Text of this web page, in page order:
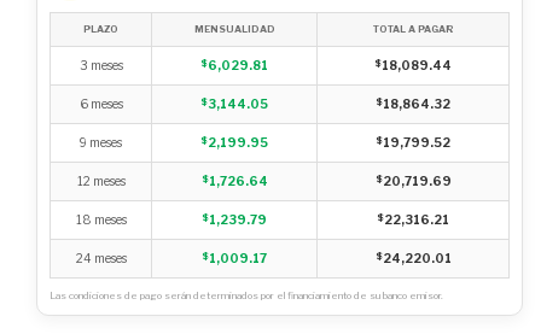
PLAZO MENSUALIDAD TOTAL A PAGAR
3 meses $6,029.81 $18,089.44
6 meses $3,144.05 $18,864.32
9 meses $2,199.95 $19,799.52
12 meses $1,726.64 $20,719.69
18 meses $1,239.79 $22,316.21
24 meses $1,009.17 $24,220.01
Las condiciones de pago serán determinados por el financiamiento de su banco emisor.